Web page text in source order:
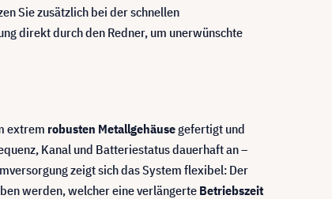
Sie zusätzlich bei der schnellen
direkt durch den Redner, um unerwünschte
extrem robusten Metallgehäusegefertigt und
Kanal und Batteriestatus dauerhaft an –
zeigt sich das System flexibel: Der
werden, welcher eine verlängerte Betriebszeit